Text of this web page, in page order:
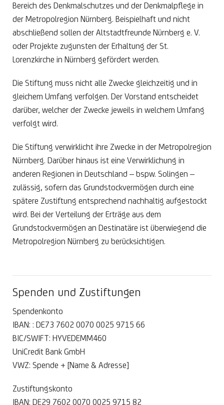
Bereich des Denkmalschutzes und der Denkmalpflege in
der Metropolregion Nürnberg. Beispielhaft und nicht
abschließend sollen der Altstadtfreunde Nürnberg e. V.
oder Projekte zugunsten der Erhaltung der St.
Lorenzkirche in Nürnberg gefördert werden.
Die Stiftung muss nicht alle Zwecke gleichzeitig und in
gleichem Umfang verfolgen. Der Vorstand entscheidet
darüber, welcher der Zwecke jeweils in welchem Umfang
verfolgt wird.
Die Stiftung verwirklicht ihre Zwecke in der Metropolregion
Nürnberg. Darüber hinaus ist eine Verwirklichung in
anderen Regionen in Deutschland – bspw. Solingen –
zulässig, sofern das Grundstockvermögen durch eine
spätere Zustiftung entsprechend nachhaltig aufgestockt
wird. Bei der Verteilung der Erträge aus dem
Grundstockvermögen an Destinatäre ist überwiegend die
Metropolregion Nürnberg zu berücksichtigen.
Spenden und Zustiftungen
Spendenkonto
IBAN: : DE73 7602 0070 0025 9715 66
BIC/SWIFT: HYVEDEMM460
UniCredit Bank GmbH
VWZ: Spende + [Name & Adresse]
Zustiftungskonto
IBAN: DE29 7602 0070 0025 9715 82